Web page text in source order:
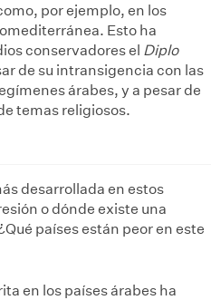
por ejemplo, en los
Esto ha
conservadores el Diplo
de su intransigencia con las
árabes, y a pesar de
temas religiosos.
desarrollada en estos
o dónde existe una
países están peor en este
en los países árabes ha